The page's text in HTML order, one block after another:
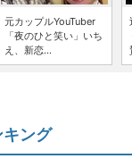
元カップルYouTuber
「夜のひと笑い」いち
え、新恋...
ング